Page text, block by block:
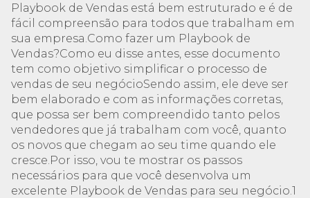
Playbook de Vendas está bem estruturado e é de
fácil compreensão para todos que trabalham em
sua empresa.Como fazer um Playbook de
Vendas?Como eu disse antes, esse documento
tem como objetivo simplificar o processo de
vendas de seu negócioSendo assim, ele deve ser
bem elaborado e com as informações corretas,
que possa ser bem compreendido tanto pelos
vendedores que já trabalham com você, quanto
os novos que chegam ao seu time quando ele
cresce.Por isso, vou te mostrar os passos
necessários para que você desenvolva um
excelente Playbook de Vendas para seu negócio.1